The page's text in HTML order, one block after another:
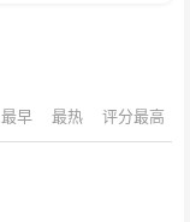
最早 最热 评分最高